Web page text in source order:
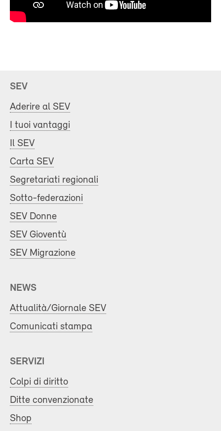
SEV
Aderire al SEV
I tuoi vantaggi
Il SEV
Carta SEV
Segretariati regionali
Sotto-federazioni
SEV Donne
SEV Gioventù
SEV Migrazione
NEWS
Attualità/Giornale SEV
Comunicati stampa
SERVIZI
Colpi di diritto
Ditte convenzionate
Shop